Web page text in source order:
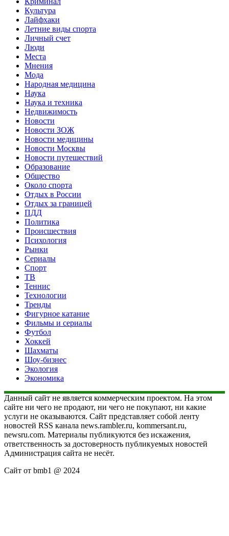
Культура
Лайфхаки
Летние виды спорта
Личный счет
Люди
Места
Мнения
Мода
Народная медицина
Наука
Наука и техника
Недвижимость
Новости
Новости ЗОЖ
Новости медицины
Новости Москвы
Новости путешествий
Образование
Общество
Около спорта
Отдых в России
Отдых за границей
ПДД
Политика
Происшествия
Психология
Рынки
Сериалы
Спорт
ТВ
Теннис
Технологии
Тренды
Фигурное катание
Фильмы и сериалы
Футбол
Хоккей
Шахматы
Шоу-бизнес
Экология
Экономика
Данный сайт не является коммерческим проектом. На этом
сайте ни чего не продают, ни чего не покупают, ни какие
услуги не оказываются. Сайт представляет собой ленту
новостей RSS канала news.rambler.ru, kommersant.ru,
newsru.com. Материалы публикуются без искажения,
ответственность за достоверность публикуемых новостей
Администрация сайта не несёт.
Сайт от bmb1 @ 2024